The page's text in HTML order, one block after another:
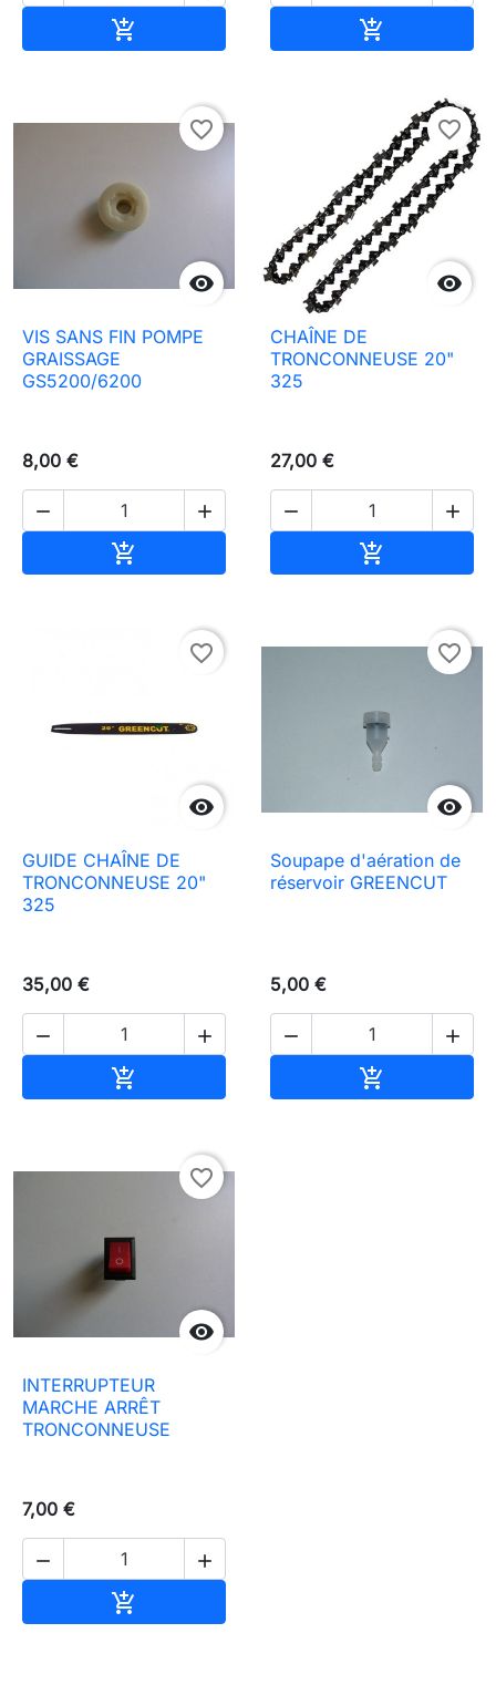
 

favorite_border
VIS SANS FIN POMPE
GRAISSAGE
GS5200/6200
8,00 €
 


favorite_border
CHAÎNE DE
TRONCONNEUSE 20"
325
27,00 €
 


favorite_border
GUIDE CHAÎNE DE
TRONCONNEUSE 20"
325
35,00 €
 


favorite_border
Soupape d'aération de
réservoir GREENCUT
5,00 €
 


favorite_border
INTERRUPTEUR
MARCHE ARRÊT
TRONCONNEUSE
7,00 €
 
